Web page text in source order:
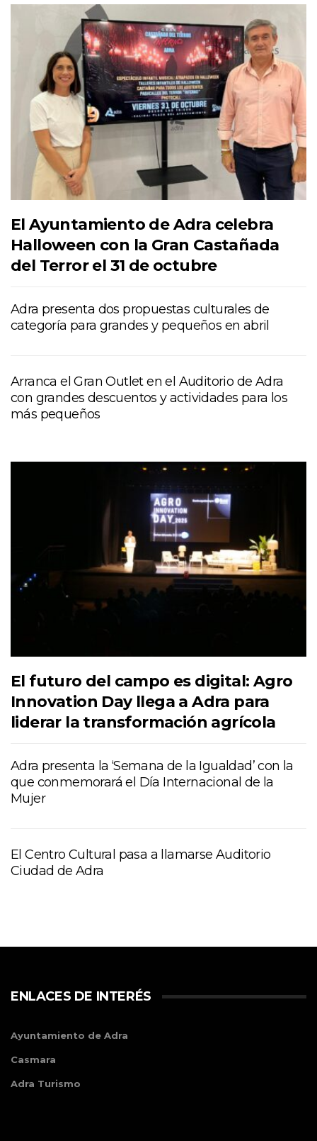
El Ayuntamiento de Adra celebra
Halloween con la Gran Castañada
del Terror el 31 de octubre
Adra presenta dos propuestas culturales de
categoría para grandes y pequeños en abril
Arranca el Gran Outlet en el Auditorio de Adra
con grandes descuentos y actividades para los
más pequeños
El futuro del campo es digital: Agro
Innovation Day llega a Adra para
liderar la transformación agrícola
Adra presenta la ‘Semana de la Igualdad’ con la
que conmemorará el Día Internacional de la
Mujer
El Centro Cultural pasa a llamarse Auditorio
Ciudad de Adra
ENLACES DE INTERÉS
Ayuntamiento de Adra
Casmara
Adra Turismo